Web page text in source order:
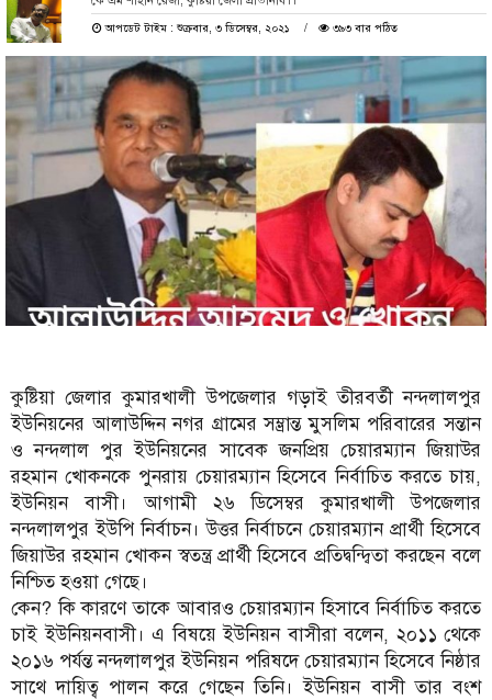
আপডেট টাইম : শুক্রবার, ৩ ডিসেম্বর, ২০২১
৩৯৩ বার পঠিত
কুষ্টিয়া জেলার কুমারখালী উপজেলার গড়াই তীরবর্তী নন্দলালপুর
ইউনিয়নের আলাউদ্দিন নগর গ্রামের সম্ভ্রান্ত মুসলিম পরিবারের সন্তান
ও নন্দলাল পুর ইউনিয়নের সাবেক জনপ্রিয় চেয়ারম্যান জিয়াউর
রহমান খোকনকে পুনরায় চেয়ারম্যান হিসেবে নির্বাচিত করতে চায়,
ইউনিয়ন বাসী। আগামী ২৬ ডিসেম্বর কুমারখালী উপজেলার
নন্দলালপুর ইউপি নির্বাচন। উত্তর নির্বাচনে চেয়ারম্যান প্রার্থী হিসেবে
জিয়াউর রহমান খোকন স্বতন্ত্র প্রার্থী হিসেবে প্রতিদ্বন্দ্বিতা করছেন বলে
নিশ্চিত হওয়া গেছে।
কেন? কি কারণে তাকে আবারও চেয়ারম্যান হিসাবে নির্বাচিত করতে
চাই ইউনিয়নবাসী। এ বিষয়ে ইউনিয়ন বাসীরা বলেন, ২০১১ থেকে
২০১৬ পর্যন্ত নন্দলালপুর ইউনিয়ন পরিষদে চেয়ারম্যান হিসেবে নিষ্ঠার
সাথে দায়িত্ব পালন করে গেছেন তিনি। ইউনিয়ন বাসী তার বংশ